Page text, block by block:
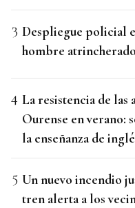
Despliegue policial
hombre
La resistencia de las
Ourense en verano:
la enseñanza de
Un nuevo incendio
tren alerta a los